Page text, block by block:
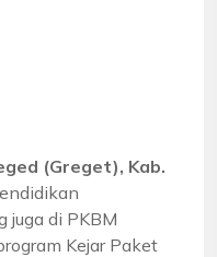
(Greget), Kab.
juga di PKBM
Kejar Paket